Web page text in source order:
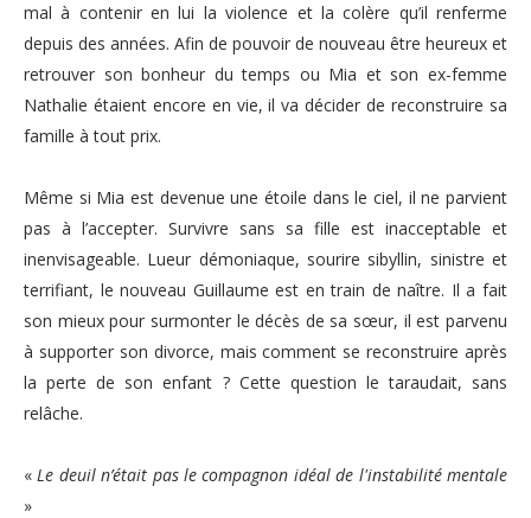
mal à contenir en lui la violence et la colère qu’il renferme
depuis des années. Afin de pouvoir de nouveau être heureux et
retrouver son bonheur du temps ou Mia et son ex-femme
Nathalie étaient encore en vie, il va décider de reconstruire sa
famille à tout prix.
Même si Mia est devenue une étoile dans le ciel, il ne parvient
pas à l’accepter. Survivre sans sa fille est inacceptable et
inenvisageable. Lueur démoniaque, sourire sibyllin, sinistre et
terrifiant, le nouveau Guillaume est en train de naître. Il a fait
son mieux pour surmonter le décès de sa sœur, il est parvenu
à supporter son divorce, mais comment se reconstruire après
la perte de son enfant ? Cette question le taraudait, sans
relâche.
«Le deuil n’était pas le compagnon idéal de l'instabilité mentale
»